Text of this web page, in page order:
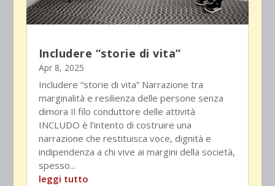
Includere “storie di vita”
Apr 8, 2025
Includere “storie di vita” Narrazione tra
marginalità e resilienza delle persone senza
dimora Il filo conduttore delle attività
INCLUDO è l’intento di costruire una
narrazione che restituisca voce, dignità e
indipendenza a chi vive ai margini della società,
spesso...
leggi tutto